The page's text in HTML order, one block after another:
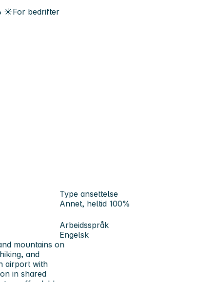
☀️For bedrifter
Type ansettelse
Annet, heltid 100%
Arbeidsspråk
Engelsk
mountains on
and
airport with
in shared